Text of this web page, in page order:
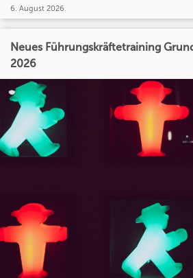
6. August 2026
Neues Führungskräftetraining
2026